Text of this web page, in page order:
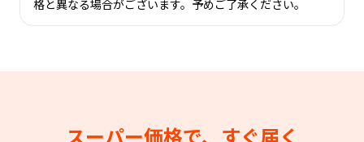
格と異なる場合がございます。予めご了承ください。
スーパー価格で、すぐ届く